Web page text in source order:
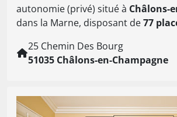
autonomie (privé) situé à Châlons-
dans la Marne, disposant de77
25 Chemin Des Bourg
51035 Châlons-en-Champagne